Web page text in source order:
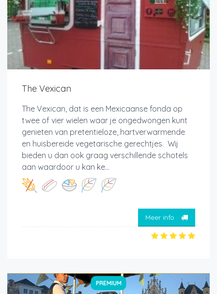
The Vexican
The Vexican, dat is een Mexicaanse fonda op
twee of vier wielen waar je ongedwongen kunt
genieten van pretentieloze, hartverwarmende
en huisbereide vegetarische gerechtjes. Wij
bieden u dan ook graag verschillende schotels
aan waardoor u kan ke...
Meer info
PREMIUM